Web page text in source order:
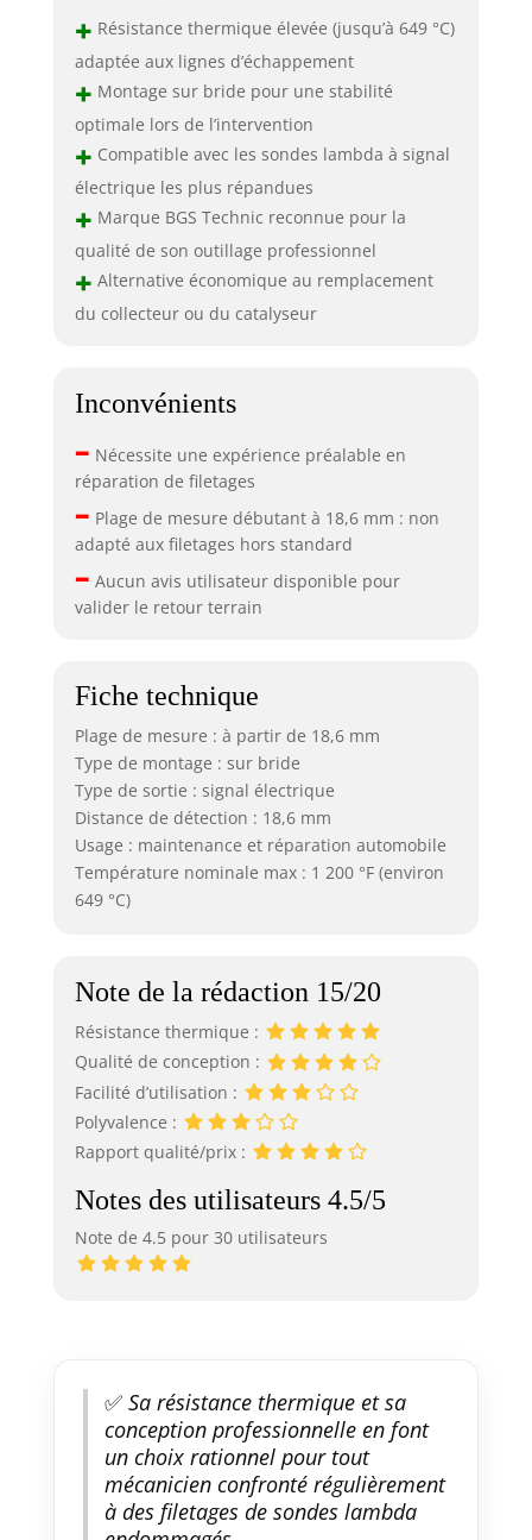
+ Résistance thermique élevée (jusqu’à 649 °C)
adaptée aux lignes d’échappement
+ Montage sur bride pour une stabilité
optimale lors de l’intervention
+ Compatible avec les sondes lambda à signal
électrique les plus répandues
+ Marque BGS Technic reconnue pour la
qualité de son outillage professionnel
+ Alternative économique au remplacement
du collecteur ou du catalyseur
Inconvénients
– Nécessite une expérience préalable en
réparation de filetages
– Plage de mesure débutant à 18,6 mm : non
adapté aux filetages hors standard
– Aucun avis utilisateur disponible pour
valider le retour terrain
Fiche technique
Plage de mesure : à partir de 18,6 mm
Type de montage : sur bride
Type de sortie : signal électrique
Distance de détection : 18,6 mm
Usage : maintenance et réparation automobile
Température nominale max : 1 200 °F (environ
649 °C)
Note de la rédaction 15/20
Résistance thermique :
Qualité de conception :
Facilité d’utilisation :
Polyvalence :
Rapport qualité/prix :
Notes des utilisateurs 4.5/5
Note de 4.5 pour 30 utilisateurs
✅Sa résistance thermique et sa
conception professionnelle en font
un choix rationnel pour tout
mécanicien confronté régulièrement
à des filetages de sondes lambda